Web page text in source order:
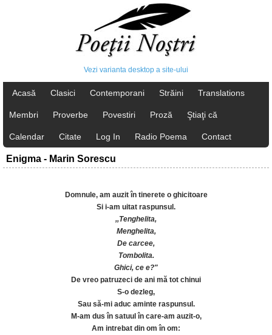
Vezi varianta desktop a site-ului
Acasă Clasici Contemporani Străini Translations
Membri Proverbe Povestiri Proză Ştiaţi că
Calendar Citate Log In Radio Poema Contact
Enigma - Marin Sorescu
Domnule, am auzit în tinerete o ghicitoare
Si i-am uitat raspunsul.
,,Tenghelita,
Menghelita,
De carcee,
Tombolita.
Ghici, ce e?"
De vreo patruzeci de ani mă tot chinui
S-o dezleg,
Sau să-mi aduc aminte raspunsul.
M-am dus în satuul în care-am auzit-o,
Am intrebat din om în om: